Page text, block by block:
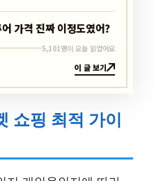
가격 진짜 이정도였어?
쇼핑 최적 가이